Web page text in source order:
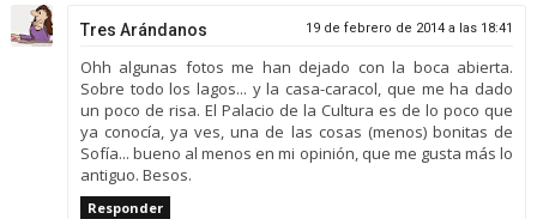
Tres Arándanos 19 de febrero de 2014 a las 18:41
Ohh algunas fotos me han dejado con la boca abierta.
Sobre todo los lagos... y la casa-caracol, que me ha dado
un poco de risa. El Palacio de la Cultura es de lo poco que
ya conocía, ya ves, una de las cosas (menos) bonitas de
Sofía... bueno al menos en mi opinión, que me gusta más lo
antiguo. Besos.
Responder